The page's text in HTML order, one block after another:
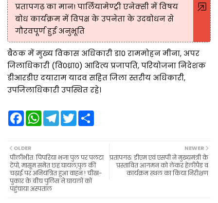
प्रतापगढ़ का मान! पार्लियामेण्ट्री एनेक्सी में विषय
बोध कार्यक्रम में विपक्ष के उपनेता के उदबोधन से
गौरवपूर्ण हुई अनुभूति
बैठक में मुख्य विकास अधिकारी डा0 राममोहन मीना, अपर
जिलाधिकारी (वि0ध्रा0) आदित्य प्रजापति, परियोजना निदेशक
डीआरडीए दयाराम यादव सहित जिला स्तरीय अधिकारी,
उपजिलाधिकारी उपस्थित रहे।
F
a
b
o
o
k
W
A
p
p
T
e
r
a
m
T
w
e
r
NEWER
प्रतापगढः डीएम एवं एसपी ने मुख्यमंत्री के
प्रस्तावित आगमन को लेकर हेलीपैड व
कार्यक्रम स्थल का किया निरीक्षण
OLDER
पीलीभीतः पिपरिया भजा पुल पर पलटा
टेंपो, मासूम समेत छह घायल,पुल की
चढ़ाई पर अनियंत्रित हुआ वाहन ! चीख-
पुकार के बीच पुलिस ने घायलों को
पहुंचाया अस्पताल